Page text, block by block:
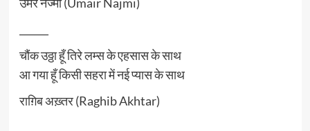
चौंक उठ्ठा हूँ तिरे लम्स के एहसास के साथ
आ गया हूँ किसी सहरा में नई प्यास के साथ
राग़िब अख़्तर (Raghib Akhtar)